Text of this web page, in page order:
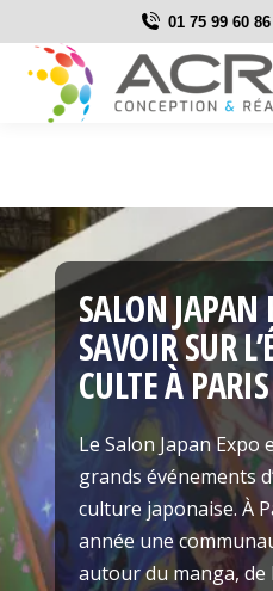
01 75 99 60 86
SALON JAPAN
SAVOIR SUR
CULTE À PARIS
Le Salon Japan Expo
grands événements
culture japonaise. À
année une
autour du manga, de